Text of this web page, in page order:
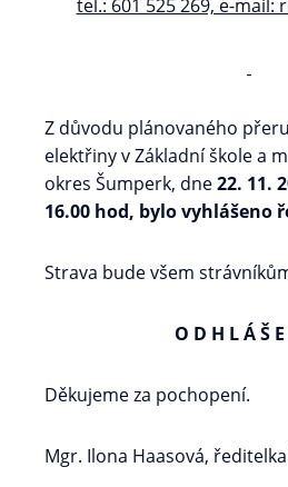
tel.: 601 525 269, e-mail:
Z důvodu plánovaného
elektřiny v Základní škole a
okres Šumperk, dne22. 11.
16.00 hod, bylo vyhlášeno
Strava bude všem
O D H L Á Š
Děkujeme za pochopení.
Mgr. Ilona Haasová,